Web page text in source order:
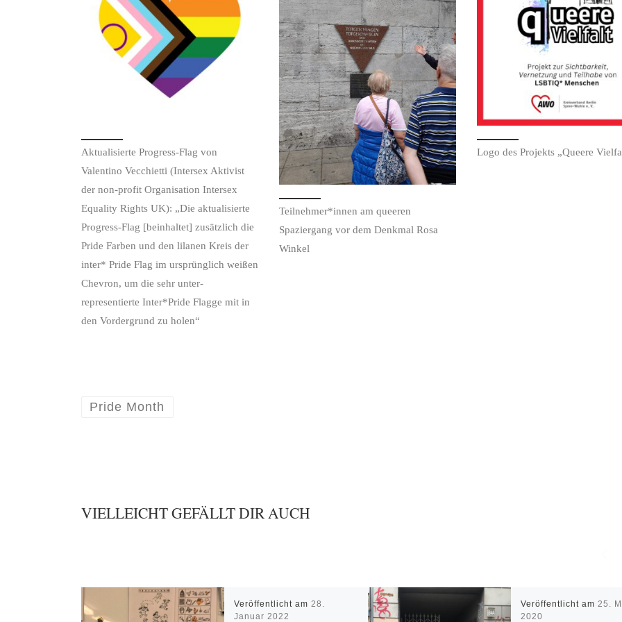
Aktualisierte Progress-Flag von
Valentino Vecchietti (Intersex Aktivist
der non-profit Organisation Intersex
Equality Rights UK): „Die aktualisierte
Progress-Flag [beinhaltet] zusätzlich die
Pride Farben und den lilanen Kreis der
inter* Pride Flag im ursprünglich weißen
Chevron, um die sehr unter-
representierte Inter*Pride Flagge mit in
den Vordergrund zu holen“
Teilnehmer*innen am queeren
Spaziergang vor dem Denkmal Rosa
Winkel
Logo des Projekts „Queere
Pride Month
VIELLEICHT GEFÄLLT DIR AUCH
Veröffentlicht am 28.
Januar 2022
Veröffentlicht am 25.
2020